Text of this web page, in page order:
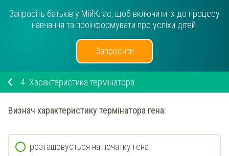
Запросіть батьків у МійКлас, щоб включити їх до процесу
навчання та проінформувати про успіхи дітей.
Запросити
4. Характеристика термінатора
Визнач характеристику термінатора гена:
розташовується на початку гена